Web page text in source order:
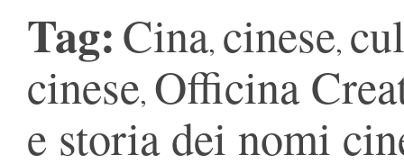
Tag:Cina, cinese,
cinese, Officina
e storia dei nomi